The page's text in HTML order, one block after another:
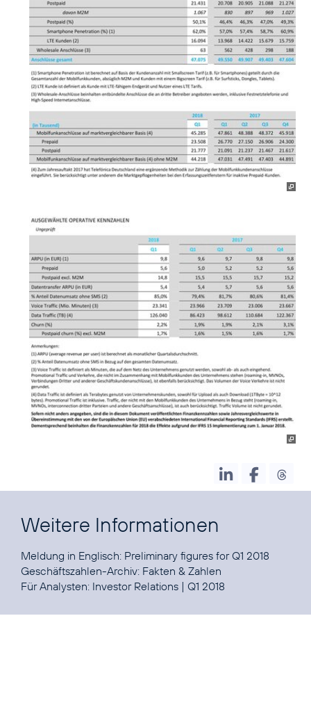
Weitere Informationen
Meldung in Englisch: Preliminary figures for Q1 2018
Geschäftszahlen-Archiv: Fakten & Zahlen
Für Analysten: Investor Relations | Q1 2018